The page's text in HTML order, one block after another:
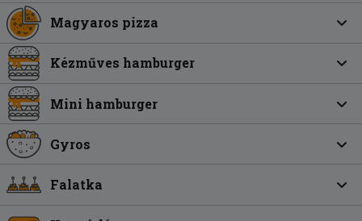
Magyaros pizza
Kézműves hamburger
Mini hamburger
Gyros
Falatka